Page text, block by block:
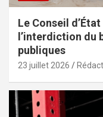
Le Conseil
l’interdiction du
publiques
23 juillet 2026